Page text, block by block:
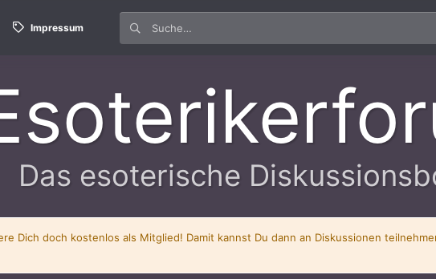
Impressum
Das esoterische
Dich doch kostenlos als Mitglied! Damit kannst Du dann an Diskussionen